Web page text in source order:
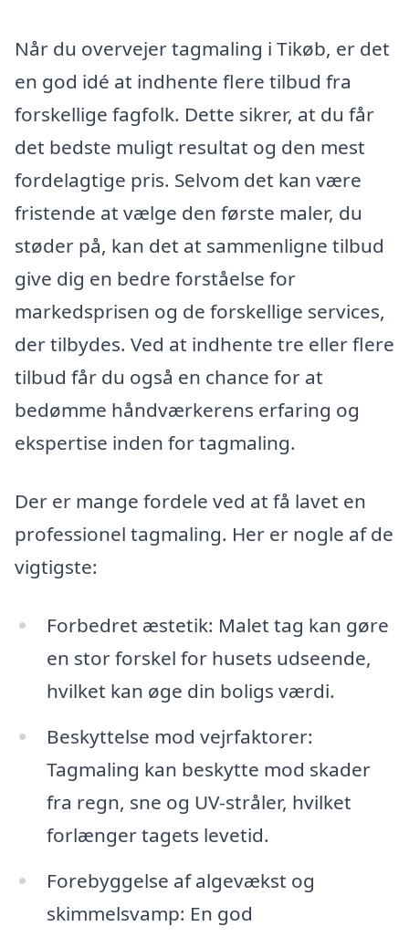
Når du overvejer tagmaling i Tikøb, er det
en god idé at indhente flere tilbud fra
forskellige fagfolk. Dette sikrer, at du får
det bedste muligt resultat og den mest
fordelagtige pris. Selvom det kan være
fristende at vælge den første maler, du
støder på, kan det at sammenligne tilbud
give dig en bedre forståelse for
markedsprisen og de forskellige services,
der tilbydes. Ved at indhente tre eller flere
tilbud får du også en chance for at
bedømme håndværkerens erfaring og
ekspertise inden for tagmaling.
Der er mange fordele ved at få lavet en
professionel tagmaling. Her er nogle af de
vigtigste:
Forbedret æstetik: Malet tag kan gøre
en stor forskel for husets udseende,
hvilket kan øge din boligs værdi.
Beskyttelse mod vejrfaktorer:
Tagmaling kan beskytte mod skader
fra regn, sne og UV-stråler, hvilket
forlænger tagets levetid.
Forebyggelse af algevækst og
skimmelsvamp: En god